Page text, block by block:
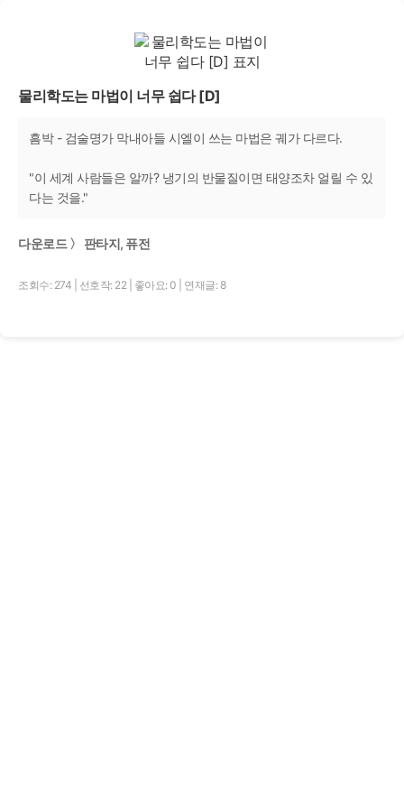
물리학도는 마법이 너무 쉽다 [D]
흠박 - 검술명가 막내아들 시엘이 쓰는 마법은 궤가 다르다.
"이 세계 사람들은 알까? 냉기의 반물질이면 태양조차 얼릴 수 있
다는 것을."
다운로드 〉 판타지, 퓨전
조회수: 274 선호작: 22 좋아요: 0 연재글: 8